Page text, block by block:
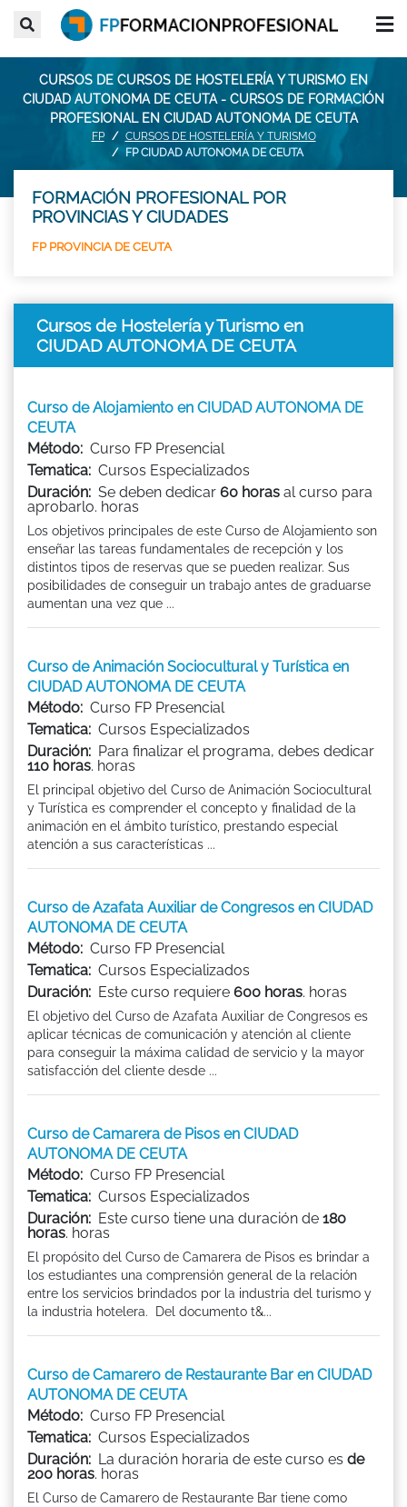
CURSOS DE CURSOS DE HOSTELERÍA Y TURISMO EN
CIUDAD AUTONOMA DE CEUTA - CURSOS DE FORMACIÓN
PROFESIONAL EN CIUDAD AUTONOMA DE CEUTA
FP
CURSOS DE HOSTELERÍA Y TURISMO
FP CIUDAD AUTONOMA DE CEUTA
FORMACIÓN PROFESIONAL POR
PROVINCIAS Y CIUDADES
FP PROVINCIA DE CEUTA
Cursos de Hostelería y Turismo en
CIUDAD AUTONOMA DE CEUTA
Curso de Alojamiento en CIUDAD AUTONOMA DE
CEUTA
Método: Curso FP Presencial
Tematica: Cursos Especializados
Duración: Se deben dedicar 60 horas al curso para
aprobarlo. horas
Los objetivos principales de este Curso de Alojamiento son
enseñar las tareas fundamentales de recepción y los
distintos tipos de reservas que se pueden realizar. Sus
posibilidades de conseguir un trabajo antes de graduarse
aumentan una vez que ...
Curso de Animación Sociocultural y Turística en
CIUDAD AUTONOMA DE CEUTA
Método: Curso FP Presencial
Tematica: Cursos Especializados
Duración: Para finalizar el programa, debes dedicar
110 horas. horas
El principal objetivo del Curso de Animación Sociocultural
y Turística es comprender el concepto y finalidad de la
animación en el ámbito turístico, prestando especial
atención a sus características ...
Curso de Azafata Auxiliar de Congresos en CIUDAD
AUTONOMA DE CEUTA
Método: Curso FP Presencial
Tematica: Cursos Especializados
Duración: Este curso requiere 600 horas. horas
El objetivo del Curso de Azafata Auxiliar de Congresos es
aplicar técnicas de comunicación y atención al cliente
para conseguir la máxima calidad de servicio y la mayor
satisfacción del cliente desde ...
Curso de Camarera de Pisos en CIUDAD
AUTONOMA DE CEUTA
Método: Curso FP Presencial
Tematica: Cursos Especializados
Duración: Este curso tiene una duración de 180
horas. horas
El propósito del Curso de Camarera de Pisos es brindar a
los estudiantes una comprensión general de la relación
entre los servicios brindados por la industria del turismo y
la industria hotelera. Del documento t&...
Curso de Camarero de Restaurante Bar en CIUDAD
AUTONOMA DE CEUTA
Método: Curso FP Presencial
Tematica: Cursos Especializados
Duración: La duración horaria de este curso es de
200 horas. horas
El Curso de Camarero de Restaurante Bar tiene como